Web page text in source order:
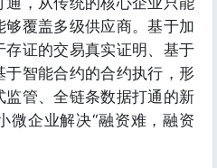
覆盖多级供应商。基于加
存证的交易真实证明、基于
智能合约的合约执行，形
监管、全链条数据打通的新
微企业解决“融资难，融资